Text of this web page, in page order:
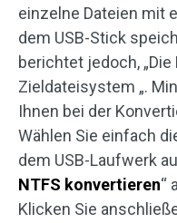
einzelne Dateien mit
dem USB-Stick
berichtet jedoch,
Zieldateisystem „.
Ihnen bei der
Wählen Sie einfach
dem USB-Laufwerk
NTFS konvertieren“
Klicken Sie